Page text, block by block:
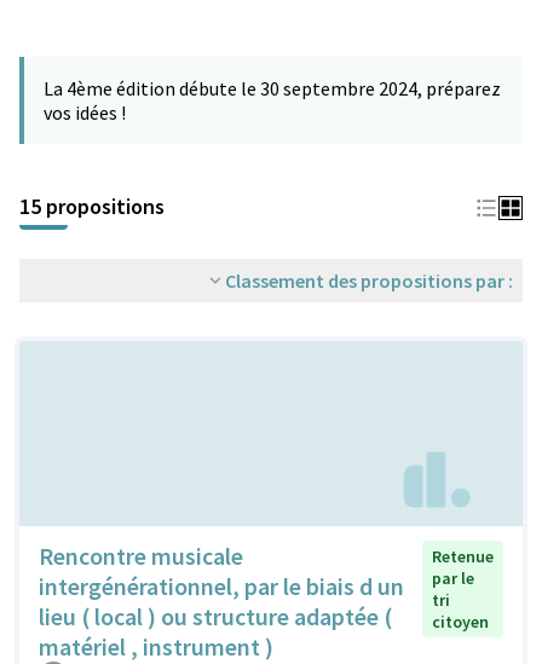
−
La 4ème édition débute le 30 septembre 2024, préparez
vos idées !
15 propositions
Classement des propositions par :
Rencontre musicale
intergénérationnel, par le biais d un
lieu ( local ) ou structure adaptée (
matériel , instrument )
Retenue
par le
tri
citoyen